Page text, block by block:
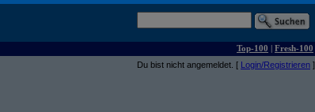
Top-100 | Fresh-100
Du bist nicht angemeldet. [ Login/Registrieren ]